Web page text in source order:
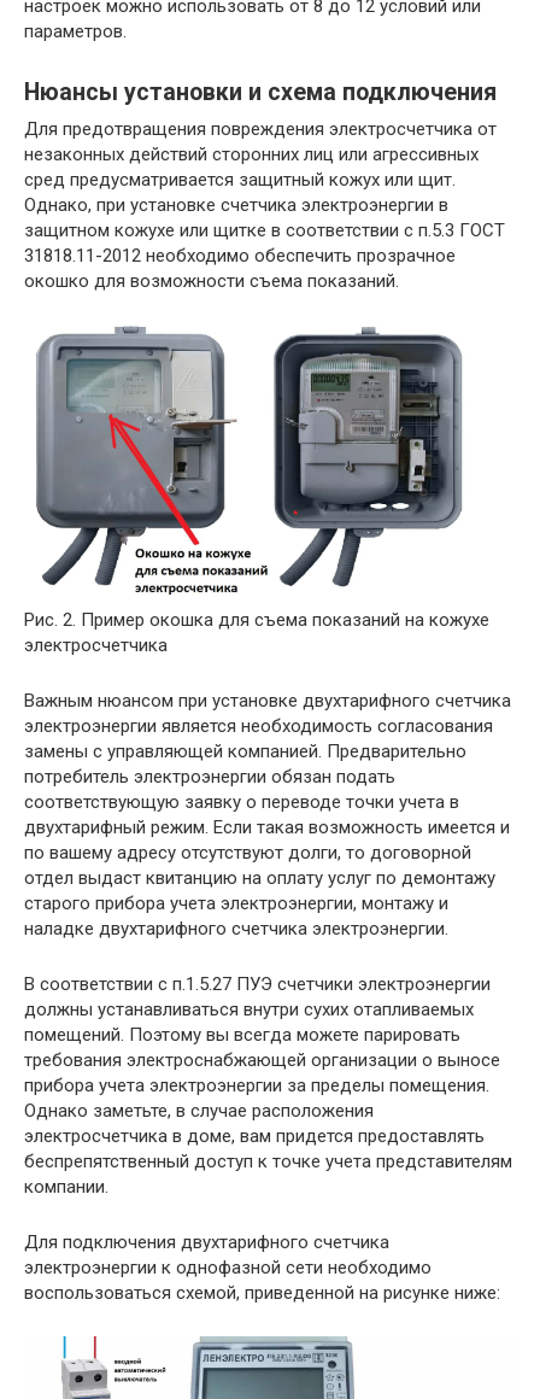
настроек можно использовать от 8 до 12 условий или
параметров.
Нюансы установки и схема подключения
Для предотвращения повреждения электросчетчика от
незаконных действий сторонних лиц или агрессивных
сред предусматривается защитный кожух или щит.
Однако, при установке счетчика электроэнергии в
защитном кожухе или щитке в соответствии с п.5.3 ГОСТ
31818.11-2012 необходимо обеспечить прозрачное
окошко для возможности съема показаний.
Рис. 2. Пример окошка для съема показаний на кожухе
электросчетчика
Важным нюансом при установке двухтарифного счетчика
электроэнергии является необходимость согласования
замены с управляющей компанией. Предварительно
потребитель электроэнергии обязан подать
соответствующую заявку о переводе точки учета в
двухтарифный режим. Если такая возможность имеется и
по вашему адресу отсутствуют долги, то договорной
отдел выдаст квитанцию на оплату услуг по демонтажу
старого прибора учета электроэнергии, монтажу и
наладке двухтарифного счетчика электроэнергии.
В соответствии с п.1.5.27 ПУЭ счетчики электроэнергии
должны устанавливаться внутри сухих отапливаемых
помещений. Поэтому вы всегда можете парировать
требования электроснабжающей организации о выносе
прибора учета электроэнергии за пределы помещения.
Однако заметьте, в случае расположения
электросчетчика в доме, вам придется предоставлять
беспрепятственный доступ к точке учета представителям
компании.
Для подключения двухтарифного счетчика
электроэнергии к однофазной сети необходимо
воспользоваться схемой, приведенной на рисунке ниже: